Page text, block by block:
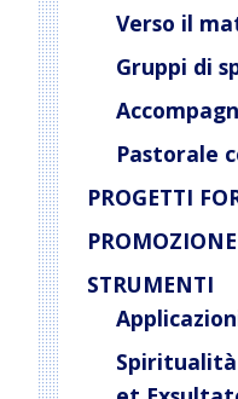
Verso il
Gruppi di
Pastorale
PROGETTI
STRUMENTI